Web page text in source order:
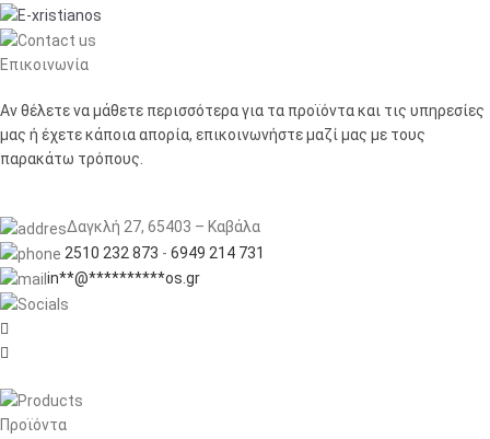
Επικοινωνία
Αν θέλετε να μάθετε περισσότερα για τα προϊόντα και τις υπηρεσίες
μας ή έχετε κάποια απορία, επικοινωνήστε μαζί μας με τους
παρακάτω τρόπους.
Δαγκλή 27, 65403 – Καβάλα
2510 232 873 - 6949 214 731
in**@**********os.gr


Προϊόντα